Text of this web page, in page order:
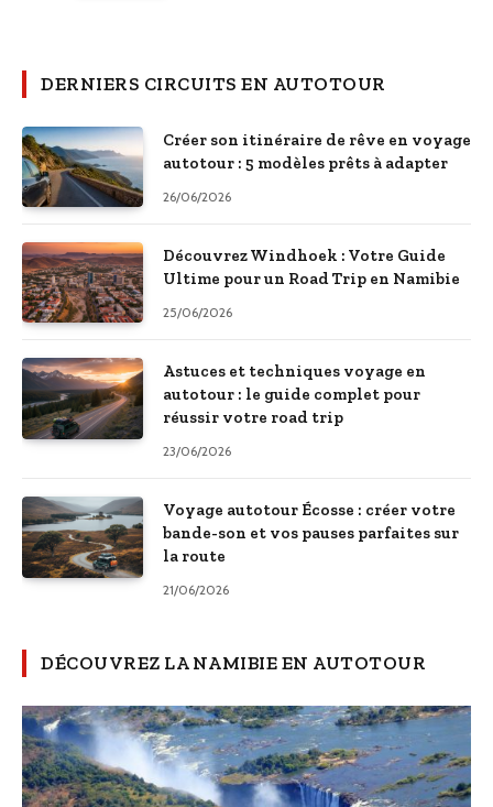
DERNIERS CIRCUITS EN AUTOTOUR
Créer son itinéraire de rêve en voyage
autotour : 5 modèles prêts à adapter
26/06/2026
Découvrez Windhoek : Votre Guide
Ultime pour un Road Trip en Namibie
25/06/2026
Astuces et techniques voyage en
autotour : le guide complet pour
réussir votre road trip
23/06/2026
Voyage autotour Écosse : créer votre
bande-son et vos pauses parfaites sur
la route
21/06/2026
DÉCOUVREZ LA NAMIBIE EN AUTOTOUR